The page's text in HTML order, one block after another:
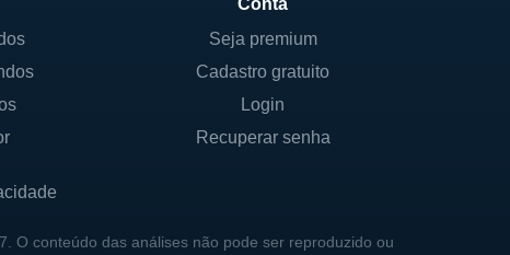
de fundos de
acionária da
fundos que aportam
em suas decisões.
as regulamentações do
Conta
Seja premium
Cadastro gratuito
Login
Recuperar senha
O conteúdo das análises não pode ser reproduzido ou